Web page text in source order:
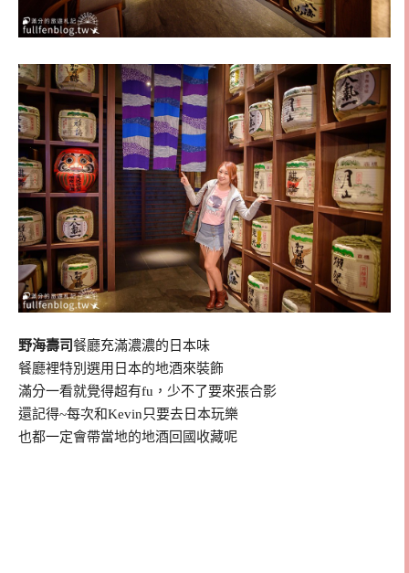
野海壽司 餐廳充滿濃濃的日本味
餐廳裡特別選用日本的地酒來裝飾
滿分一看就覺得超有fu，少不了要來張合影
還記得~每次和Kevin只要去日本玩樂
也都一定會帶當地的地酒回國收藏呢